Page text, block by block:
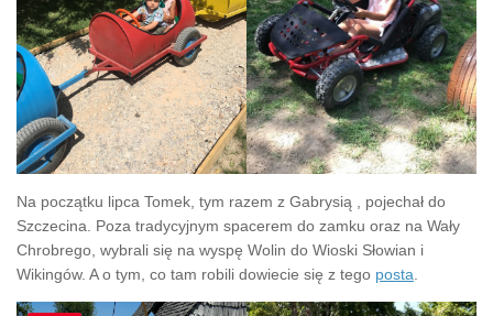
Na początku lipca Tomek, tym razem z Gabrysią , pojechał do
Szczecina. Poza tradycyjnym spacerem do zamku oraz na Wały
Chrobrego, wybrali się na wyspę Wolin do Wioski Słowian i
Wikingów. A o tym, co tam robili dowiecie się z tego posta